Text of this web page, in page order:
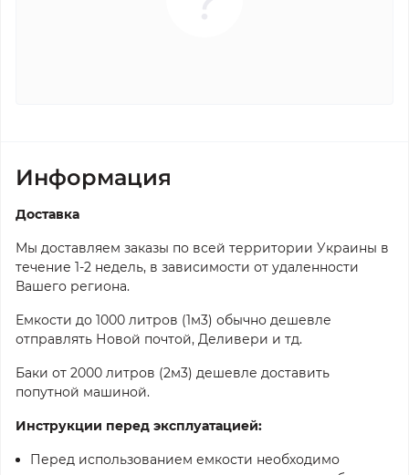
Информация
Доставка
Мы доставляем заказы по всей территории Украины в
течение 1-2 недель, в зависимости от удаленности
Вашего региона.
Емкости до 1000 литров (1м3) обычно дешевле
отправлять Новой почтой, Деливери и тд.
Баки от 2000 литров (2м3) дешевле доставить
попутной машиной.
Инструкции перед эксплуатацией:
Перед использованием емкости необходимо